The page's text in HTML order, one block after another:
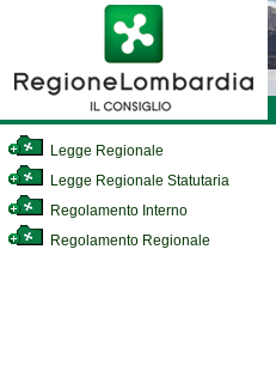
Legge Regionale
Legge Regionale Statutaria
Regolamento Interno
Regolamento Regionale